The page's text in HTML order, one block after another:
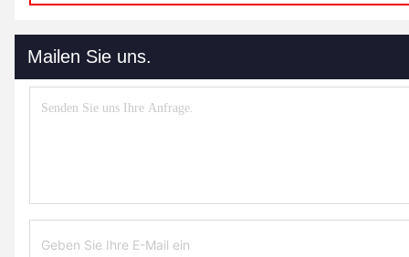
Mailen Sie uns.